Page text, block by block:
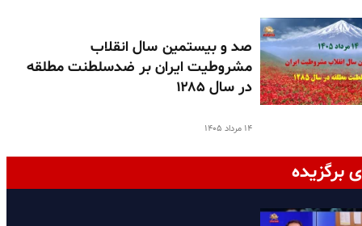
صد و بیستمین سال انقلاب
مشروطیت ایران بر ضدسلطنت مطلقه
در سال ۱۲۸۵
۱۴ مرداد ۱۴۰۵
برگزیده